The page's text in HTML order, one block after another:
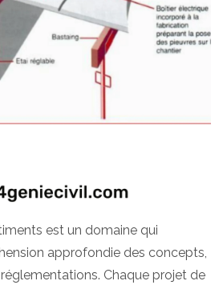
est un domaine qui
approfondie des concepts,
Chaque projet de